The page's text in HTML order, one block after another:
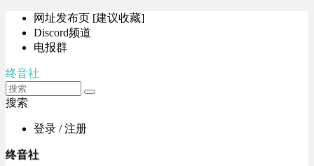
网址发布页 [建议收藏]
Discord频道
电报群
终音社
搜索
登录 / 注册
终音社